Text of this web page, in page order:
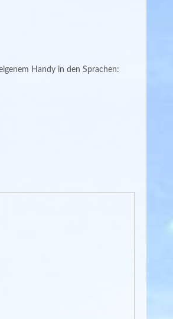
Handy in den Sprachen: